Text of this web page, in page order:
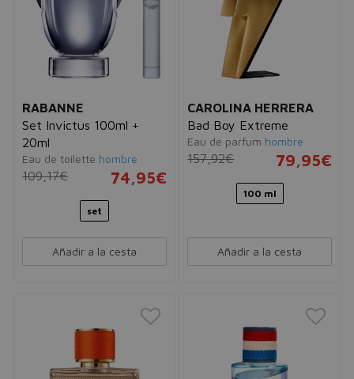
RABANNE
Set Invictus 100ml +
20ml
Eau de toilette hombre
109,17€ 74,95€
set
Añadir a la cesta
CAROLINA HERRERA
Bad Boy Extreme
Eau de parfum hombre
157,92€ 79,95€
100 ml
Añadir a la cesta